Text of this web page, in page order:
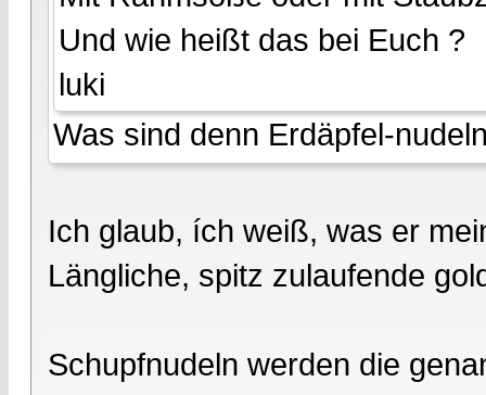
Und wie heißt das bei Euch ?
luki
Was sind denn Erdäpfel-
Ich glaub, ích weiß, was er
Längliche, spitz zulaufende
Schupfnudeln werden die